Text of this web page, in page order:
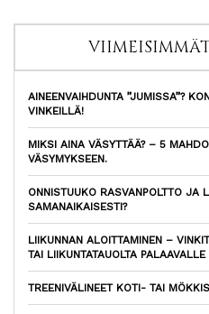
AINEENVAIHDUNTA ”JUMISSA”?
VINKEILLÄ!
MIKSI AINA VÄSYTTÄÄ? – 5
VÄSYMYKSEEN.
ONNISTUUKO RASVANPOLTTO JA
SAMANAIKAISESTI?
LIIKUNNAN ALOITTAMINEN –
TAI LIIKUNTATAUOLTA PALAAVALLE
TREENIVÄLINEET KOTI- TAI